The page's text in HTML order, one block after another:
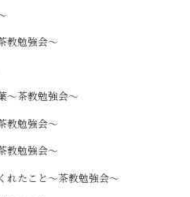
教勉強会～
～茶教勉強会～
教勉強会～
教勉強会～
れたこと～茶教勉強会～